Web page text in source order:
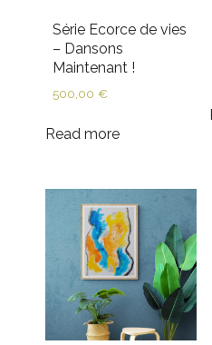
Série Ecorce de vies
– Dansons
Maintenant !
500,00 €
Read more